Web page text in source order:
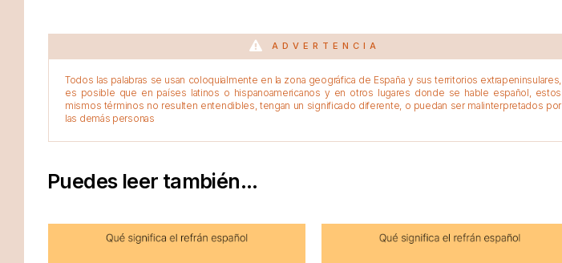
ADVERTENCIA
Todos las palabras se usan coloquialmente en la zona geográfica de España y sus territorios extrapeninsulares,
es posible que en países latinos o hispanoamericanos y en otros lugares donde se hable español, estos
mismos términos no resulten entendibles, tengan un significado diferente, o puedan ser malinterpretados por
las demás personas
Puedes leer también...